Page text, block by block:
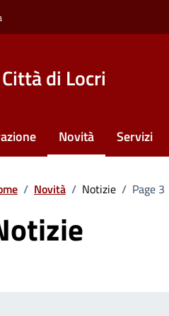
Città di Locri
Novità Servizi
/ Novità / Notizie / Page 3